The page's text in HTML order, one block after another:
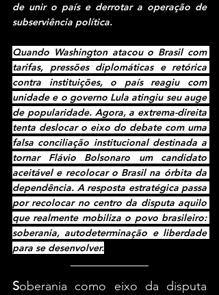
de unir o país e derrotar a operação de
subserviência política.
Quando Washington atacou o Brasil com
tarifas, pressões diplomáticas e retórica
contra instituições, o país reagiu com
unidade e o governo Lula atingiu seu auge
de popularidade. Agora, a extrema-direita
tenta deslocar o eixo do debate com uma
falsa conciliação institucional destinada a
tornar Flávio Bolsonaro um candidato
aceitável e recolocar o Brasil na órbita da
dependência. A resposta estratégica passa
por recolocar no centro da disputa aquilo
que realmente mobiliza o povo brasileiro:
soberania, autodeterminação e liberdade
para se desenvolver.
Soberania como eixo da disputa